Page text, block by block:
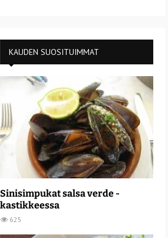
KAUDEN SUOSITUIMMAT
Sinisimpukat salsa verde -
kastikkeessa
625